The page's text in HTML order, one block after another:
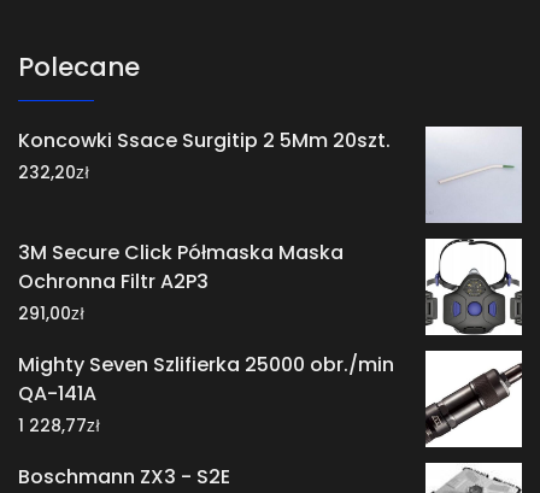
Polecane
Koncowki Ssace Surgitip 2 5Mm 20szt.
232,20zł
3M Secure Click Półmaska Maska
Ochronna Filtr A2P3
291,00zł
Mighty Seven Szlifierka 25000 obr./min
QA-141A
1 228,77zł
Boschmann ZX3 - S2E